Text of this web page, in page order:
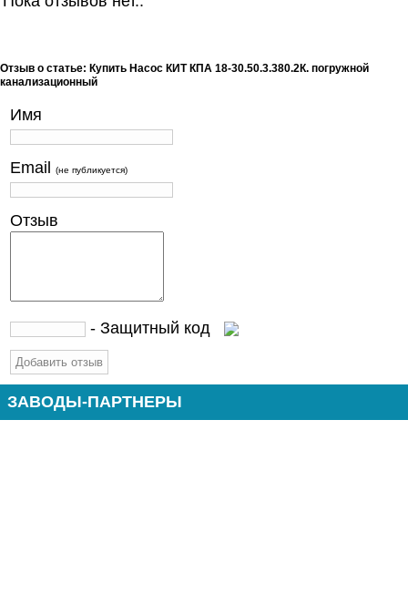
Отзыв о статье: Купить Насос КИТ КПА 18-30.50.3.380.2К. погружной
канализационный
Имя
Email (не публикуется)
Отзыв
- Защитный код
ЗАВОДЫ-ПАРТНЕРЫ